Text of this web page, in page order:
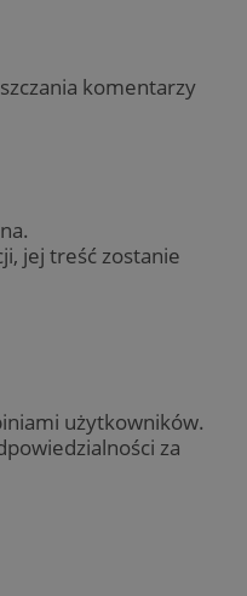
komentarzy
jej treść zostanie
użytkowników.
za